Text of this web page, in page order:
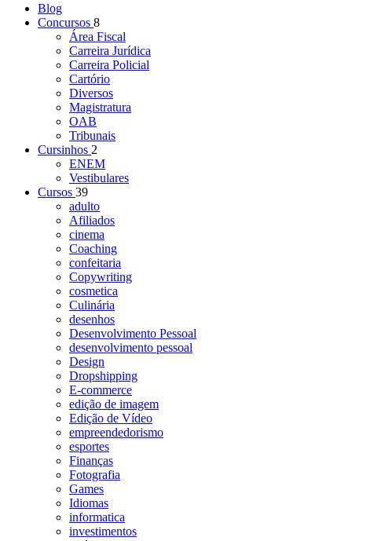
Blog
Concursos 8
Área Fiscal
Carreira Jurídica
Carreira Policial
Cartório
Diversos
Magistratura
OAB
Tribunais
Cursinhos 2
ENEM
Vestibulares
Cursos 39
adulto
Afiliados
cinema
Coaching
confeitaria
Copywriting
cosmetica
Culinária
desenhos
Desenvolvimento Pessoal
desenvolvimento pessoal
Design
Dropshipping
E-commerce
edição de imagem
Edição de Vídeo
empreendedorismo
esportes
Finanças
Fotografia
Games
Idiomas
informatica
investimentos